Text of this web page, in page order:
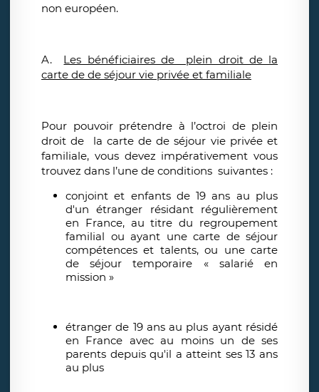
non européen.
A. Les bénéficiaires de plein droit de la
carte de de séjour vie privée et familiale
Pour pouvoir prétendre à l’octroi de plein
droit de la carte de de séjour vie privée et
familiale, vous devez impérativement vous
trouvez dans l’une de conditions suivantes :
conjoint et enfants de 19 ans au plus
d'un étranger résidant régulièrement
en France, au titre du regroupement
familial ou ayant une carte de séjour
compétences et talents, ou une carte
de séjour temporaire « salarié en
mission »
étranger de 19 ans au plus ayant résidé
en France avec au moins un de ses
parents depuis qu'il a atteint ses 13 ans
au plus